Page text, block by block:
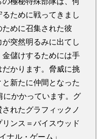
ために戦ってきまし
めに召集された彼
突然明るみに出てし
儲けするためには手
かります。脅威に挑
新たに仲間となった
にかかっています。グ
れたグラフィックノ
ンス＝バイスウッド
ナル・ゲーム」